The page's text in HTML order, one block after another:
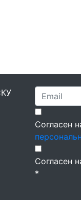
Согласен
Согласен
*